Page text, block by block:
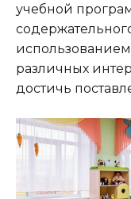
учебной
различных
достичь